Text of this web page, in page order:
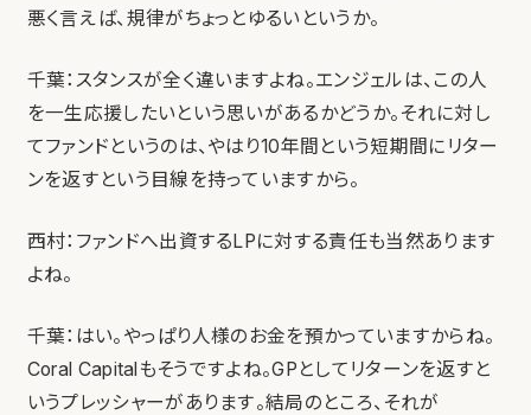
悪く言えば、規律がちょっとゆるいというか。
千葉：スタンスが全く違いますよね。エンジェルは、この人
を一生応援したいという思いがあるかどうか。それに対し
てファンドというのは、やはり10年間という短期間にリター
ンを返すという目線を持っていますから。
西村：ファンドへ出資するLPに対する責任も当然あります
よね。
千葉：はい。やっぱり人様のお金を預かっていますからね。
Coral Capitalもそうですよね。GPとしてリターンを返すと
いうプレッシャーがあります。結局のところ、それが